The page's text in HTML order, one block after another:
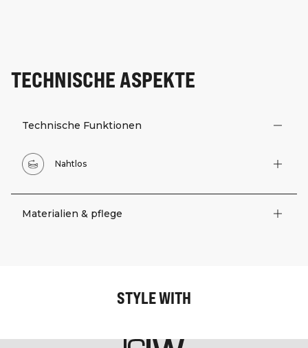
TECHNISCHE ASPEKTE
Technische Funktionen
Nahtlos
Materialien & pflege
STYLE WITH